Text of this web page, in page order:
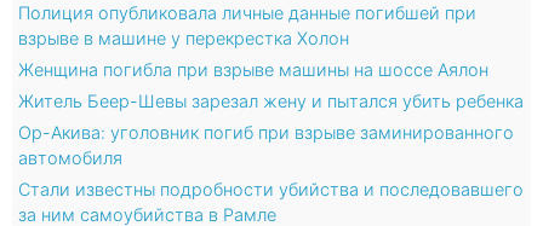
Полиция опубликовала личные данные погибшей при
взрыве в машине у перекрестка Холон
Женщина погибла при взрыве машины на шоссе Аялон
Житель Беер-Шевы зарезал жену и пытался убить ребенка
Ор-Акива: уголовник погиб при взрыве заминированного
автомобиля
Стали известны подробности убийства и последовавшего
за ним самоубийства в Рамле